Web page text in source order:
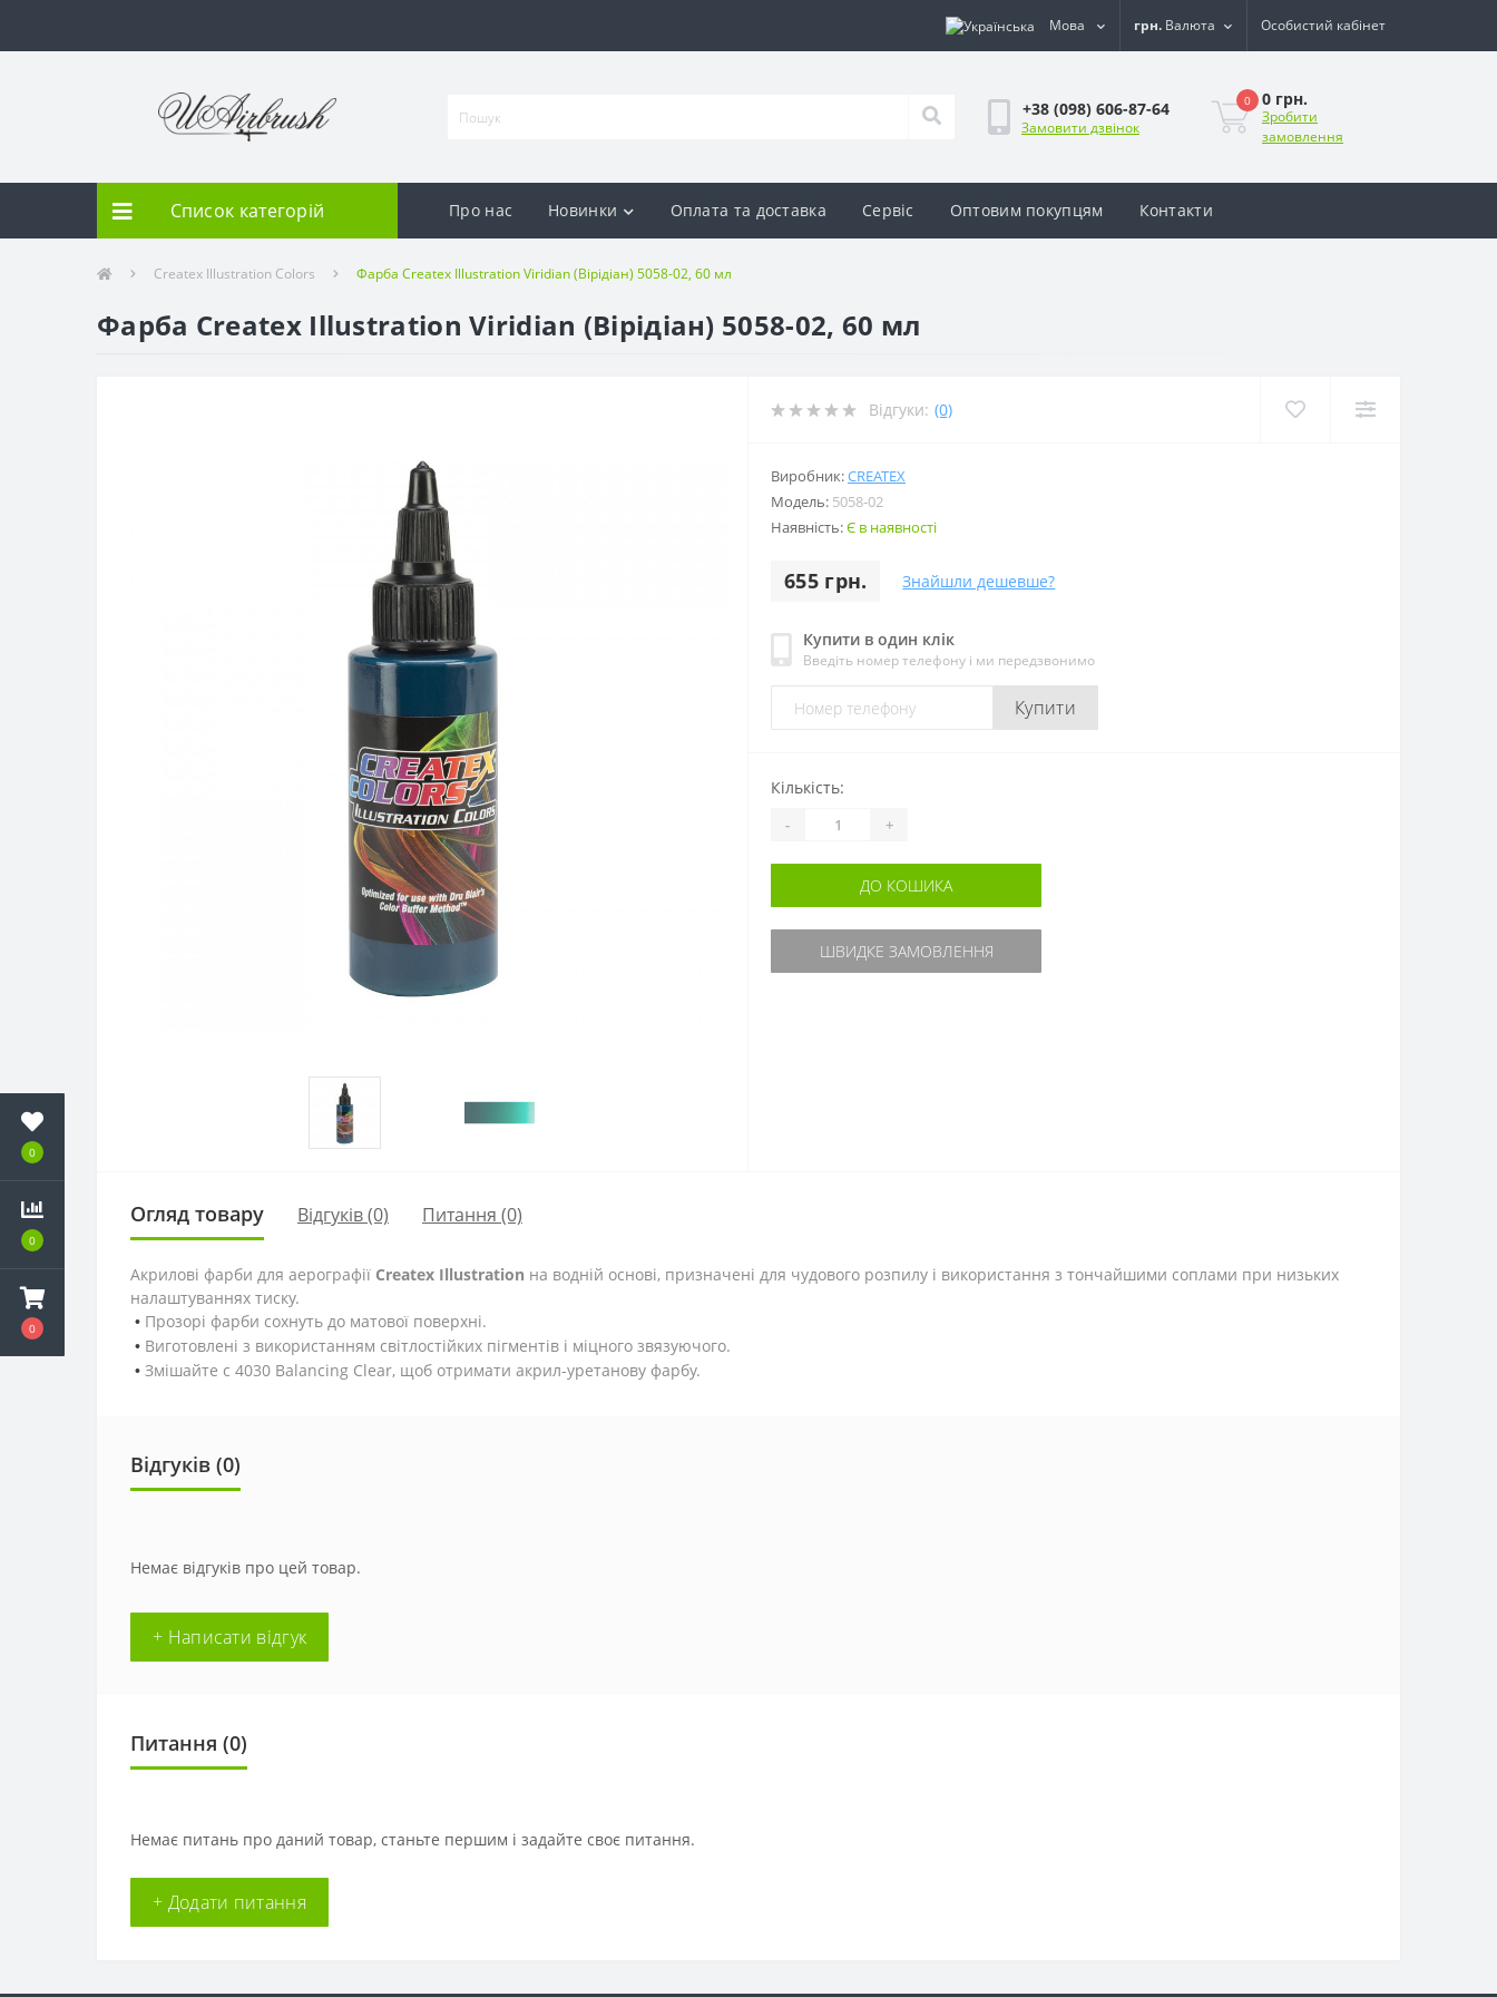
0
0
0
Мова грн. Валюта Особистий кабінет
+38 (098) 606-87-64
Замовити дзвінок
0 0 грн.
Зробити
замовлення
Список категорій Про нас Новинки Оплата та доставка Сервіс Оптовим покупцям Контакти
Createx Illustration Colors Фарба Createx Illustration Viridian (Вірідіан) 5058-02, 60 мл
Фарба Createx Illustration Viridian (Вірідіан) 5058-02, 60 мл
Відгуки: (0)
Виробник:CREATEX
Модель: 5058-02
Наявність:Є в наявності
655 грн. Знайшли дешевше?
Купити в один клік
Введіть номер телефону і ми передзвонимо
Купити
Кількість:
- +
ДО КОШИКА
ШВИДКЕ ЗАМОВЛЕННЯ
Огляд товару Відгуків (0) Питання (0)
Акрилові фарби для аерографії Createx Illustration на водній основі, призначені для чудового розпилу і використання з тончайшими соплами при низьких
налаштуваннях тиску.
• Прозорі фарби сохнуть до матової поверхні.
• Виготовлені з використанням світлостійких пігментів і міцного звязуючого.
• Змішайте с 4030 Balancing Clear, щоб отримати акрил-уретанову фарбу.
Відгуків (0)
Немає відгуків про цей товар.
+ Написати відгук
Питання (0)
Немає питань про даний товар, станьте першим і задайте своє питання.
+ Додати питання